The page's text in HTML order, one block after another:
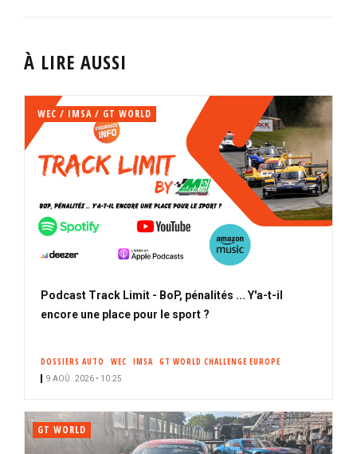
À LIRE AUSSI
WEC / IMSA / GT WORLD
Podcast Track Limit - BoP, pénalités ... Y'a-t-il
encore une place pour le sport ?
DOSSIERS AUTO WEC IMSA GT WORLD CHALLENGE EUROPE
9 AOÛ. 2026 • 10:25
GT WORLD